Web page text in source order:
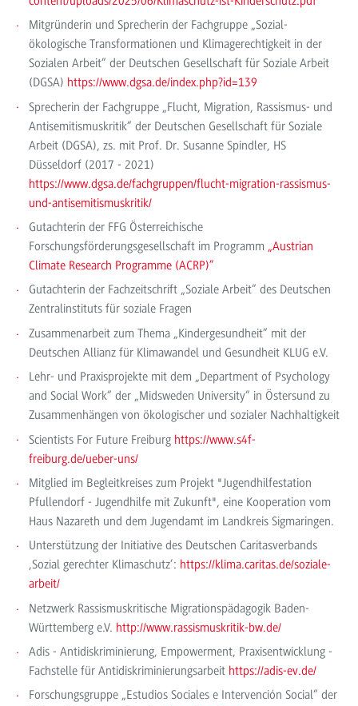
Mitgründerin und Sprecherin der Fachgruppe „Sozial-
ökologische Transformationen und Klimagerechtigkeit in der
Sozialen Arbeit“ der Deutschen Gesellschaft für Soziale Arbeit
(DGSA) https://www.dgsa.de/index.php?id=139
Sprecherin der Fachgruppe „Flucht, Migration, Rassismus- und
Antisemitismuskritik“ der Deutschen Gesellschaft für Soziale
Arbeit (DGSA), zs. mit Prof. Dr. Susanne Spindler, HS
Düsseldorf (2017 - 2021)
https://www.dgsa.de/fachgruppen/flucht-migration-rassismus-
und-antisemitismuskritik/
Gutachterin der FFG Österreichische
Forschungsförderungsgesellschaft im Programm „Austrian
Climate Research Programme (ACRP)”
Gutachterin der Fachzeitschrift „Soziale Arbeit“ des Deutschen
Zentralinstituts für soziale Fragen
Zusammenarbeit zum Thema „Kindergesundheit“ mit der
Deutschen Allianz für Klimawandel und Gesundheit KLUG e.V.
Lehr- und Praxisprojekte mit dem „Department of Psychology
and Social Work“ der „Midsweden University“ in Östersund zu
Zusammenhängen von ökologischer und sozialer Nachhaltigkeit
Scientists For Future Freiburg https://www.s4f-
freiburg.de/ueber-uns/
Mitglied im Begleitkreises zum Projekt "Jugendhilfestation
Pfullendorf - Jugendhilfe mit Zukunft", eine Kooperation vom
Haus Nazareth und dem Jugendamt im Landkreis Sigmaringen.
Unterstützung der Initiative des Deutschen Caritasverbands
‚Sozial gerechter Klimaschutz‘: https://klima.caritas.de/soziale-
arbeit/
Netzwerk Rassismuskritische Migrationspädagogik Baden-
Württemberg e.V. http://www.rassismuskritik-bw.de/
Adis - Antidiskriminierung, Empowerment, Praxisentwicklung -
Fachstelle für Antidiskriminierungsarbeit https://adis-ev.de/
Forschungsgruppe „Estudios Sociales e Intervención Social“ der